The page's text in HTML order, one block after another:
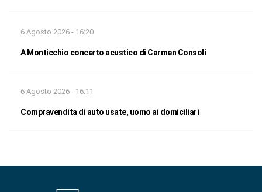
6 Agosto 2026 - 16:20
A Monticchio concerto acustico di Carmen Consoli
6 Agosto 2026 - 16:11
Compravendita di auto usate, uomo ai domiciliari